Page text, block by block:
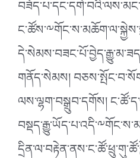
གནོད་སེམས།
ལས་ལྷག་བསྒྲུབ་དགོས།